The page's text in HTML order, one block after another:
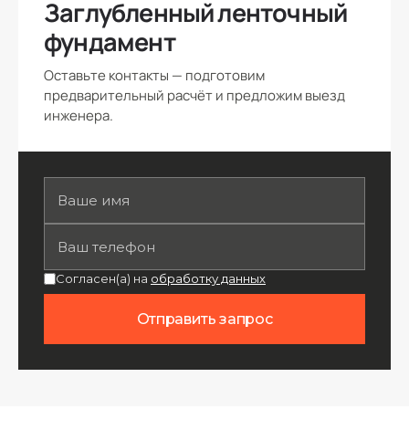
Заглубленный ленточный
фундамент
Оставьте контакты — подготовим
предварительный расчёт и предложим выезд
инженера.
Согласен(а) на обработку данных
Отправить запрос